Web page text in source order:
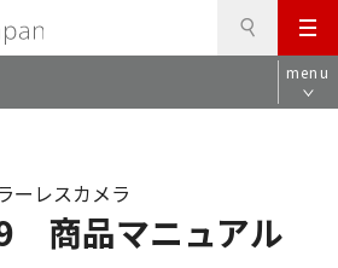
メ
ニ
ュ
menu
商品マニュアル
ーレスカメラ